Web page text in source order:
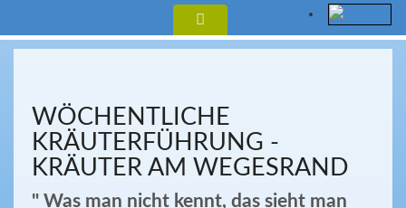
WÖCHENTLICHE
KRÄUTERFÜHRUNG -
KRÄUTER AM WEGESRAND
" Was man nicht kennt, das sieht man